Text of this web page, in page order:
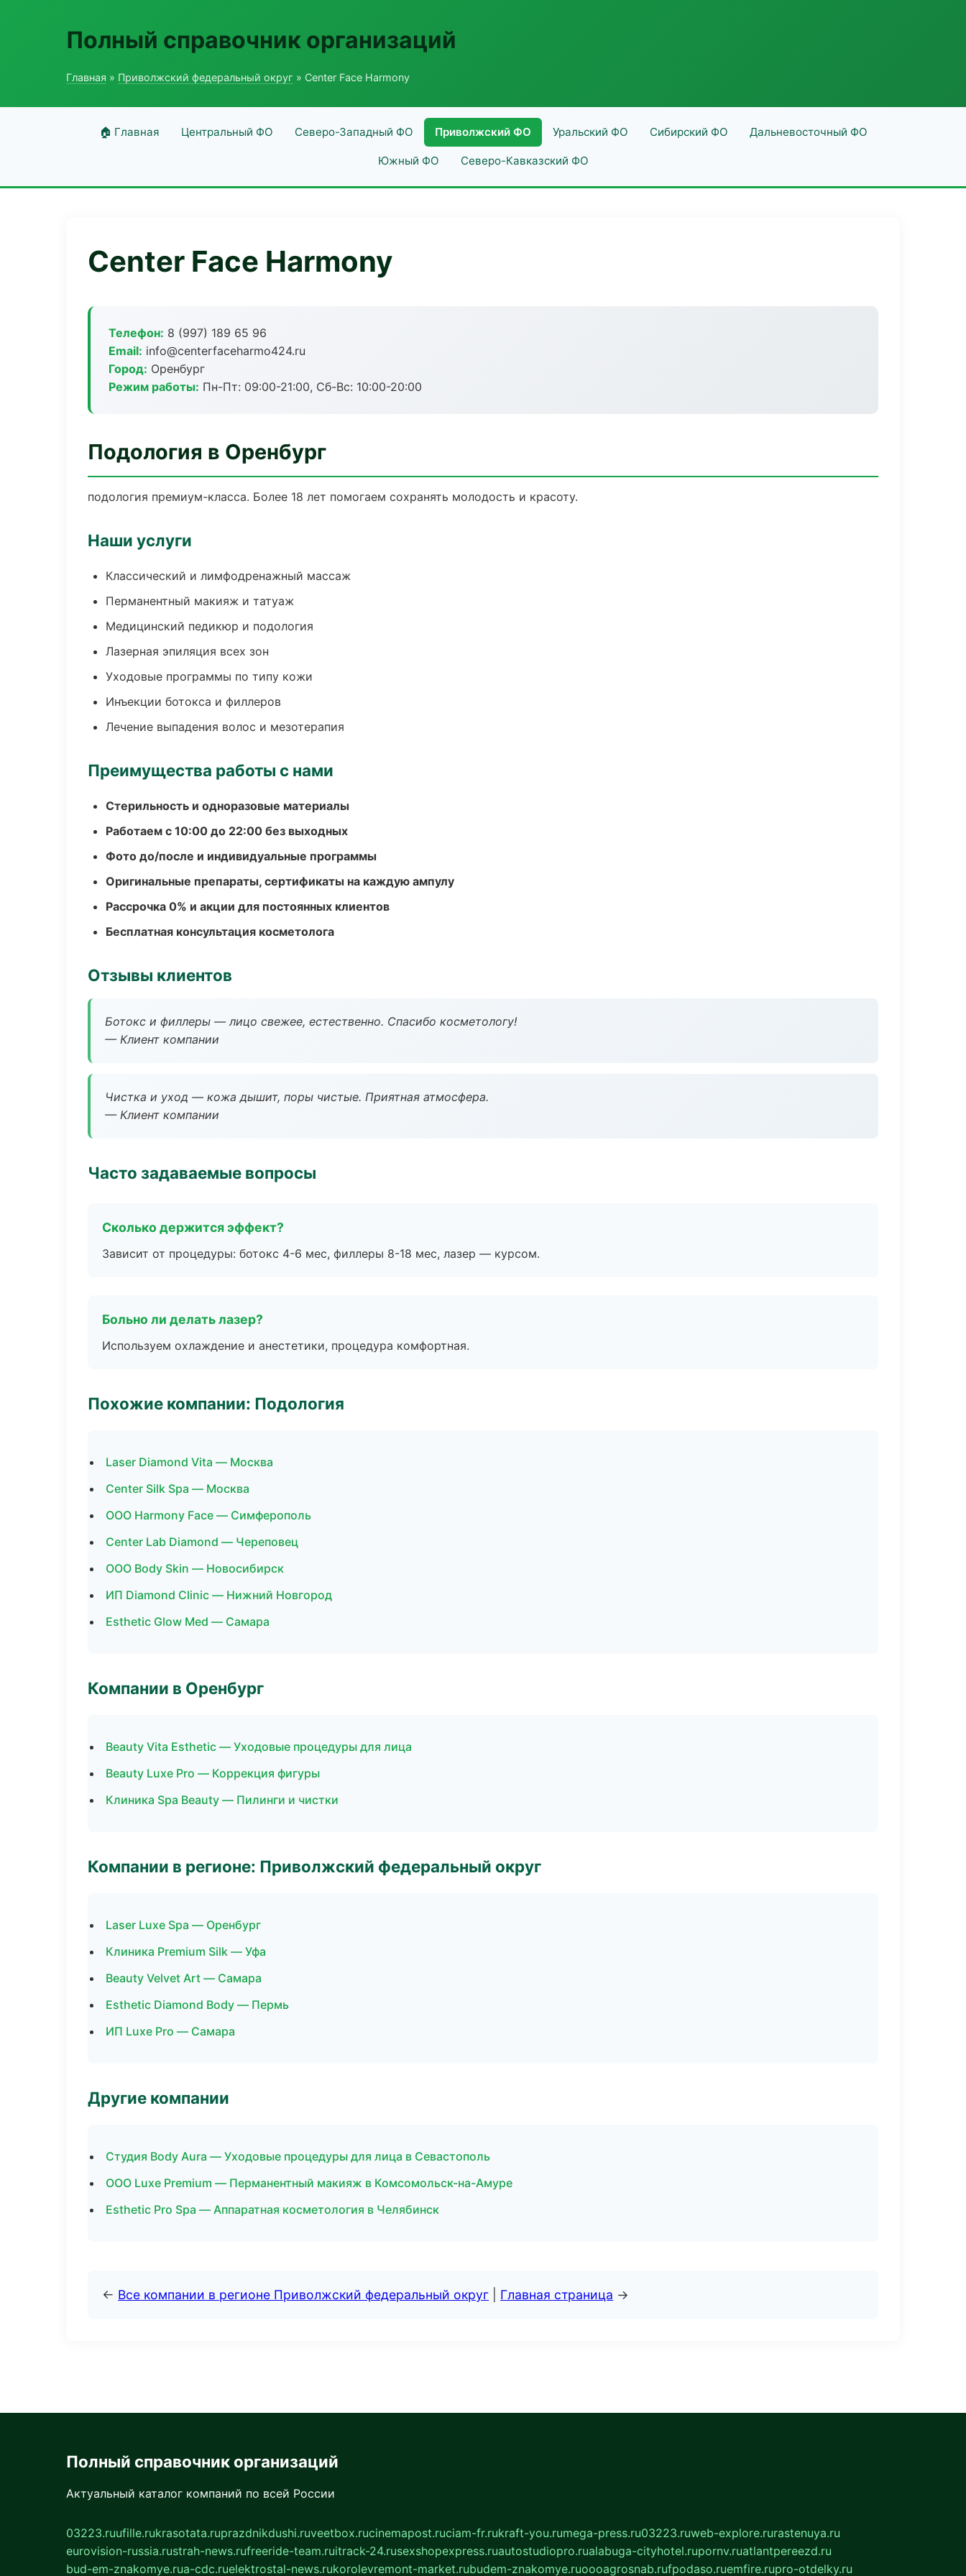
Полный справочник организаций
Главная » Приволжский федеральный округ » Center Face Harmony
🏠 Главная Центральный ФО Северо-Западный ФО Приволжский ФО Уральский ФО Сибирский ФО Дальневосточный ФО
Южный ФО Северо-Кавказский ФО
Center Face Harmony
Телефон: 8 (997) 189 65 96
Email: info@centerfaceharmo424.ru
Город: Оренбург
Режим работы: Пн-Пт: 09:00-21:00, Сб-Вс: 10:00-20:00
Подология в Оренбург
подология премиум-класса. Более 18 лет помогаем сохранять молодость и красоту.
Наши услуги
Классический и лимфодренажный массаж
Перманентный макияж и татуаж
Медицинский педикюр и подология
Лазерная эпиляция всех зон
Уходовые программы по типу кожи
Инъекции ботокса и филлеров
Лечение выпадения волос и мезотерапия
Преимущества работы с нами
Стерильность и одноразовые материалы
Работаем с 10:00 до 22:00 без выходных
Фото до/после и индивидуальные программы
Оригинальные препараты, сертификаты на каждую ампулу
Рассрочка 0% и акции для постоянных клиентов
Бесплатная консультация косметолога
Отзывы клиентов
Ботокс и филлеры — лицо свежее, естественно. Спасибо косметологу!
— Клиент компании
Чистка и уход — кожа дышит, поры чистые. Приятная атмосфера.
— Клиент компании
Часто задаваемые вопросы
Сколько держится эффект?
Зависит от процедуры: ботокс 4-6 мес, филлеры 8-18 мес, лазер — курсом.
Больно ли делать лазер?
Используем охлаждение и анестетики, процедура комфортная.
Похожие компании: Подология
Laser Diamond Vita — Москва
Center Silk Spa — Москва
ООО Harmony Face — Симферополь
Center Lab Diamond — Череповец
ООО Body Skin — Новосибирск
ИП Diamond Clinic — Нижний Новгород
Esthetic Glow Med — Самара
Компании в Оренбург
Beauty Vita Esthetic — Уходовые процедуры для лица
Beauty Luxe Pro — Коррекция фигуры
Клиника Spa Beauty — Пилинги и чистки
Компании в регионе: Приволжский федеральный округ
Laser Luxe Spa — Оренбург
Клиника Premium Silk — Уфа
Beauty Velvet Art — Самара
Esthetic Diamond Body — Пермь
ИП Luxe Pro — Самара
Другие компании
Студия Body Aura — Уходовые процедуры для лица в Севастополь
ООО Luxe Premium — Перманентный макияж в Комсомольск-на-Амуре
Esthetic Pro Spa — Аппаратная косметология в Челябинск
← Все компании в регионе Приволжский федеральный округ Главная страница →
Полный справочник организаций
Актуальный каталог компаний по всей России
03223.ruufille.rukrasotata.ruprazdnikdushi.ruveetbox.rucinemapost.ruciam-fr.rukraft-you.rumega-press.ru03223.ruweb-explore.rurastenuya.ru
eurovision-russia.rustrah-news.rufreeride-team.ruitrack-24.rusexshopexpress.ruautostudiopro.rualabuga-cityhotel.rupornv.ruatlantpereezd.ru
bud-em-znakomye.rua-cdc.ruelektrostal-news.rukorolevremont-market.rubudem-znakomye.ruoooagrosnab.rufpodaso.ruemfire.rupro-otdelky.ru